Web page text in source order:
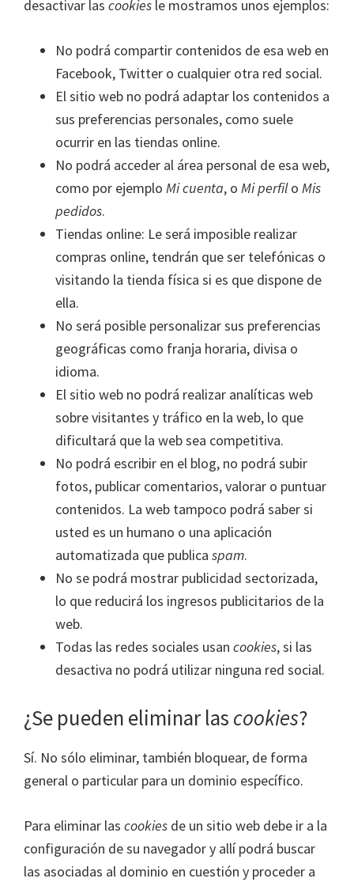
desactivar las cookies le mostramos unos ejemplos:
No podrá compartir contenidos de esa web en
Facebook, Twitter o cualquier otra red social.
El sitio web no podrá adaptar los contenidos a
sus preferencias personales, como suele
ocurrir en las tiendas online.
No podrá acceder al área personal de esa web,
como por ejemplo Mi cuenta, o Mi perfilo Mis
pedidos.
Tiendas online: Le será imposible realizar
compras online, tendrán que ser telefónicas o
visitando la tienda física si es que dispone de
ella.
No será posible personalizar sus preferencias
geográficas como franja horaria, divisa o
idioma.
El sitio web no podrá realizar analíticas web
sobre visitantes y tráfico en la web, lo que
dificultará que la web sea competitiva.
No podrá escribir en el blog, no podrá subir
fotos, publicar comentarios, valorar o puntuar
contenidos. La web tampoco podrá saber si
usted es un humano o una aplicación
automatizada que publica spam.
No se podrá mostrar publicidad sectorizada,
lo que reducirá los ingresos publicitarios de la
web.
Todas las redes sociales usan cookies, si las
desactiva no podrá utilizar ninguna red social.
¿Se pueden eliminar las cookies?
Sí. No sólo eliminar, también bloquear, de forma
general o particular para un dominio específico.
Para eliminar las cookies de un sitio web debe ir a la
configuración de su navegador y allí podrá buscar
las asociadas al dominio en cuestión y proceder a